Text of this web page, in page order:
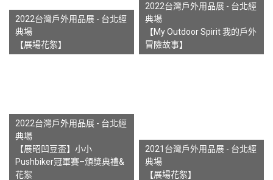
2022台灣戶外用品展 - 台北經
典場
【展場花絮】
2022台灣戶外用品展 - 台北經
典場
【My Outdoor Spirit 我的戶外
冒險故事】
2022台灣戶外用品展 - 台北經
典場
【展昭凹豆盃】小小
Pushbiker冠軍賽–頒獎典禮&
花絮
2021台灣戶外用品展 - 台北經
典場
【展場花絮】